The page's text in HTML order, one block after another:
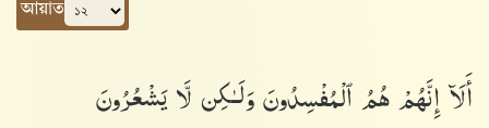
আয়াত
أَلَآ إِنَّهُمْ هُمُ ٱلْمُفْسِدُونَ وَلَـٰكِن لَّا يَشْعُرُونَ